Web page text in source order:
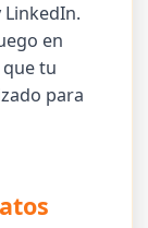
en
tu
para